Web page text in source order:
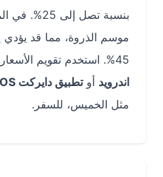
بنسبة تصل إلى 25%. في
موسم الذروة، مما قد يؤدي إلى
اندرويدأوتطبيق دايركت IOS
مثل الخميس، للسفر.